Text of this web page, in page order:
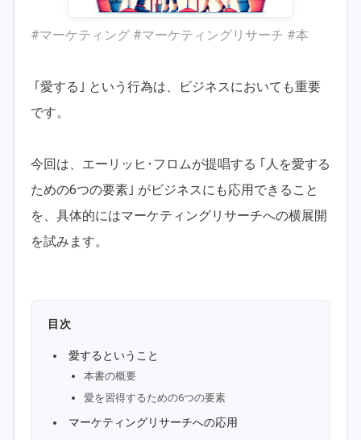
#マーケティング #マーケティングリサーチ #本
｢愛する｣ という行為は、ビジネスにおいても重要
です。
今回は、エーリッヒ･フロムが提唱する ｢人を愛する
ための6つの要素｣ がビジネスにも応用できること
を、具体的にはマーケティングリサーチへの横展開
を試みます。
目次
愛するということ
本書の概要
愛を習得するための6つの要素
マーケティングリサーチへの応用